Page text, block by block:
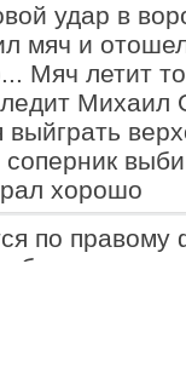
удар в
мяч и
Мяч летит
Михаил
хорошо
по правому